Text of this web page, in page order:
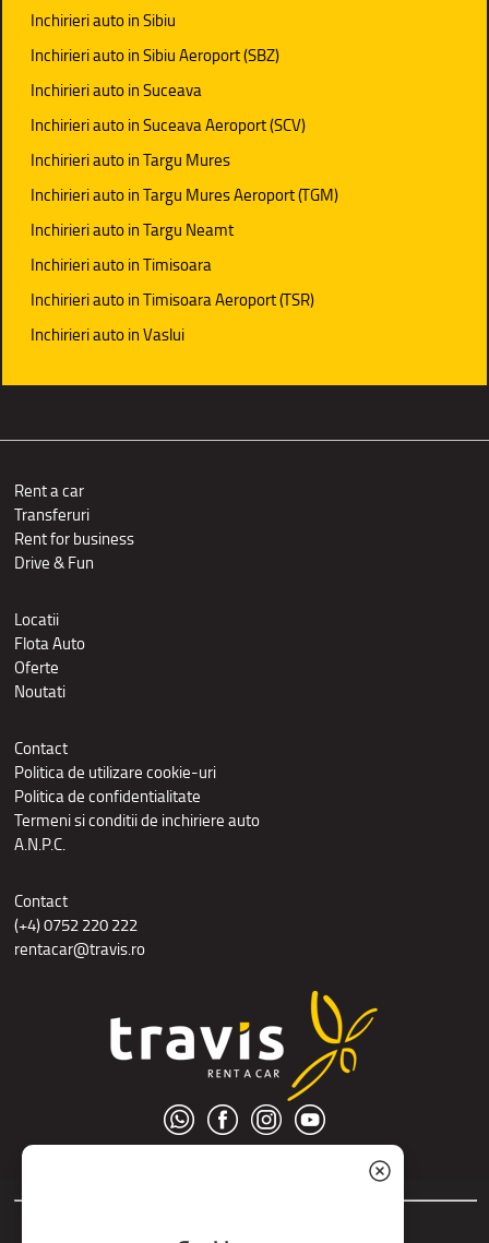
Inchirieri auto in Sibiu
Inchirieri auto in Sibiu Aeroport (SBZ)
Inchirieri auto in Suceava
Inchirieri auto in Suceava Aeroport (SCV)
Inchirieri auto in Targu Mures
Inchirieri auto in Targu Mures Aeroport (TGM)
Inchirieri auto in Targu Neamt
Inchirieri auto in Timisoara
Inchirieri auto in Timisoara Aeroport (TSR)
Inchirieri auto in Vaslui
Rent a car
Transferuri
Rent for business
Drive & Fun
Locatii
Flota Auto
Oferte
Noutati
Contact
Politica de utilizare cookie-uri
Politica de confidentialitate
Termeni si conditii de inchiriere auto
A.N.P.C.
Contact
(+4) 0752 220 222
rentacar@travis.ro